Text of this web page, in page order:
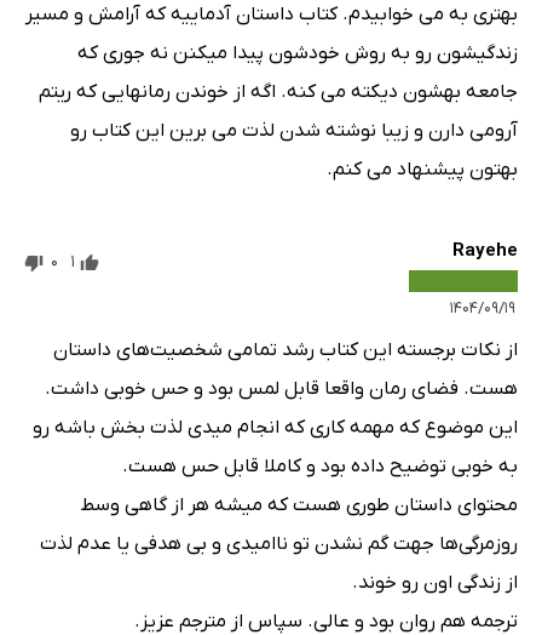
بهتری به می خوابیدم. کتاب داستان آدماییه که آرامش و مسیر
زندگیشون رو به روش خودشون پیدا میکنن نه جوری که
جامعه بهشون دیکته می کنه. اگه از خوندن رمانهایی که ریتم
آرومی دارن و زیبا نوشته شدن لذت می برین این کتاب رو
بهتون پیشنهاد می کنم.
Rayehe
۱۴۰۴/۰۹/۱۹
1
0
از نکات برجسته این کتاب رشد تمامی شخصیت‌های داستان
هست. فضای رمان واقعا قابل لمس بود و حس خوبی داشت.
این موضوع که مهمه کاری که انجام میدی لذت بخش باشه رو
به خوبی توضیح داده بود و کاملا قابل حس هست.
محتوای داستان طوری هست که میشه هر از گاهی وسط
روزمرگی‌ها جهت گم نشدن تو ناامیدی و بی هدفی یا عدم لذت
از زندگی اون رو خوند.
ترجمه هم روان بود و عالی. سپاس از مترجم عزیز.